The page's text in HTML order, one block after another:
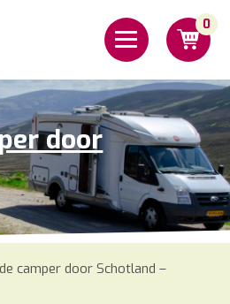
0
door
camper door Schotland –